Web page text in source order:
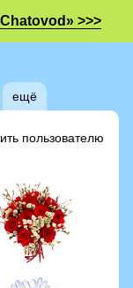
>>>
ещё
пользователю